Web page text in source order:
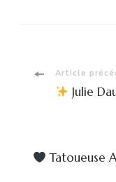
Article
Julie
Tatoueuse